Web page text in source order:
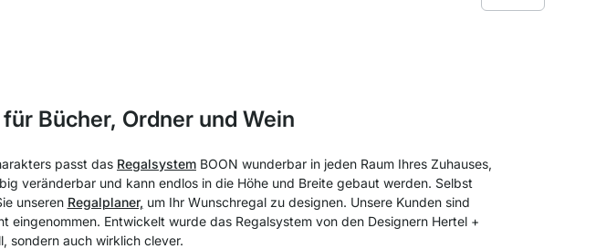
Bücher, Ordner und Wein
passt das Regalsystem BOON wunderbar in jeden Raum Ihres Zuhauses,
veränderbar und kann endlos in die Höhe und Breite gebaut werden. Selbst
unseren Regalplaner, um Ihr Wunschregal zu designen. Unsere Kunden sind
Entwickelt wurde das Regalsystem von den Designern Hertel +
sondern auch wirklich clever.